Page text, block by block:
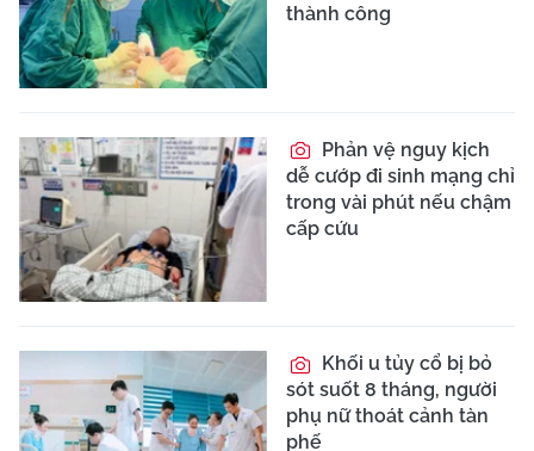
thành công
Phản vệ nguy kịch
dễ cướp đi sinh mạng chỉ
trong vài phút nếu chậm
cấp cứu
Khối u tủy cổ bị bỏ
sót suốt 8 tháng, người
phụ nữ thoát cảnh tàn
phế